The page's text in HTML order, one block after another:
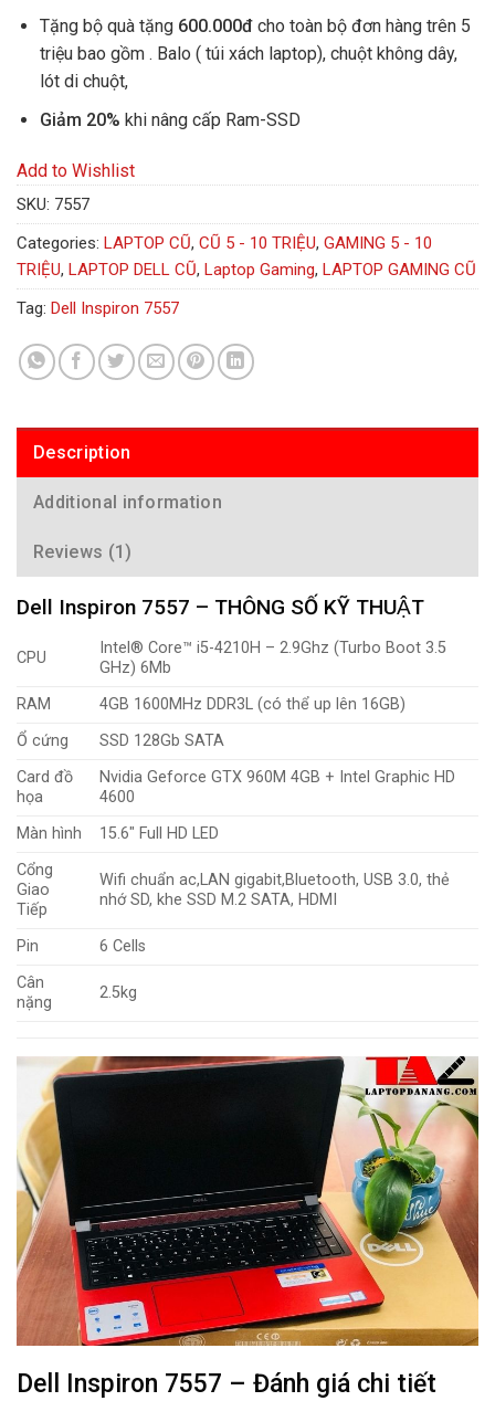
Tặng bộ quà tặng 600.000đ cho toàn bộ đơn hàng trên 5
triệu bao gồm . Balo ( túi xách laptop), chuột không dây,
lót di chuột,
Giảm 20% khi nâng cấp Ram-SSD
Add to Wishlist
SKU: 7557
Categories: LAPTOP CŨ, CŨ 5 - 10 TRIỆU, GAMING 5 - 10
TRIỆU, LAPTOP DELL CŨ, Laptop Gaming, LAPTOP GAMING CŨ
Tag: Dell Inspiron 7557
Description
Additional information
Reviews (1)
Dell Inspiron 7557 – THÔNG SỐ KỸ THUẬT
CPU
Intel® Core™ i5-4210H – 2.9Ghz (Turbo Boot 3.5
GHz) 6Mb
RAM
4GB 1600MHz DDR3L (có thể up lên 16GB)
Ổ cứng
SSD 128Gb SATA
Card đồ
họa
Nvidia Geforce GTX 960M 4GB + Intel Graphic HD
4600
Màn hình
15.6″ Full HD LED
Cổng
Giao
Tiếp
Wifi chuẩn ac,LAN gigabit,Bluetooth, USB 3.0, thẻ
nhớ SD, khe SSD M.2 SATA, HDMI
Pin
6 Cells
Cân
nặng
2.5kg
Dell Inspiron 7557 – Đánh giá chi tiết